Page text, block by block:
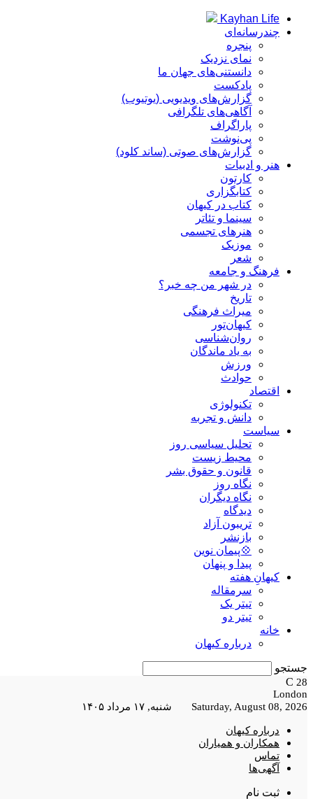
Kayhan Life
چندرسانه‌ای
پنجره
نمای نزدیک
دانستنی‌های جهان ما
پادکست
گزارش‌های ویدیویی (یوتیوب)
آگاهی‌های تلگرافی
پاراگراف
پی‌نوشت
گزارش‌های صوتی (ساند کلود)
هنر و ادبیات
کارتون
کتابگزاری
کتاب در کیهان
سینما و تئاتر
هنرهای تجسمی
موزیک
شعر
فرهنگ و جامعه
در شهر من چه خبر؟
تاریخ
میراث فرهنگی
کیهان‌تور
روان‌شناسی
به یاد ماندگان
ورزش
حوادث
اقتصاد
تکنولوژی
دانش و تجربه
سیاست
تحلیل سیاسی روز
محیط زیست
قانون و حقوق بشر
نگاه روز
نگاه دیگران
دیدگاه
تریبون آزاد
بازنشر
💠پیمان نوین
پیدا و پنهان
کیهانِ هفته
سرمقاله
تیتر یک
تیتر دو
خانه
درباره کیهان
جستجو
28
C
London
Saturday, August 08, 2026 شنبه, ۱۷ مرداد ۱۴۰۵
درباره کیهان
همکاران و همیاران
تماس
آگهی‌ها
ثبت نام